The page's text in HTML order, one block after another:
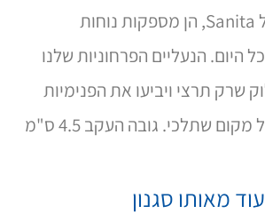
האנטומי המוכר של Sanita, הן מספקות נוחות
היום. הנעליים הפרחוניות שלנו
שרק תרצי ויביעו את הפנימיות
שתלכי. גובה העקב 4.5 ס"מ
עוד מאותו סגנון